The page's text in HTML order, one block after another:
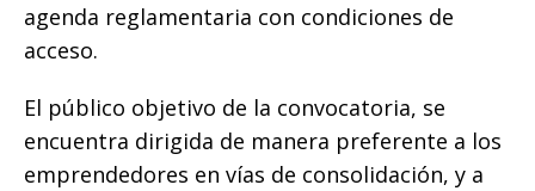
agenda reglamentaria con condiciones de
acceso.
El público objetivo de la convocatoria, se
encuentra dirigida de manera preferente a los
emprendedores en vías de consolidación, y a